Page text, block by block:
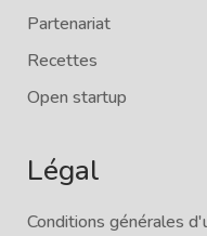
Partenariat
Recettes
Open startup
Légal
Conditions générales